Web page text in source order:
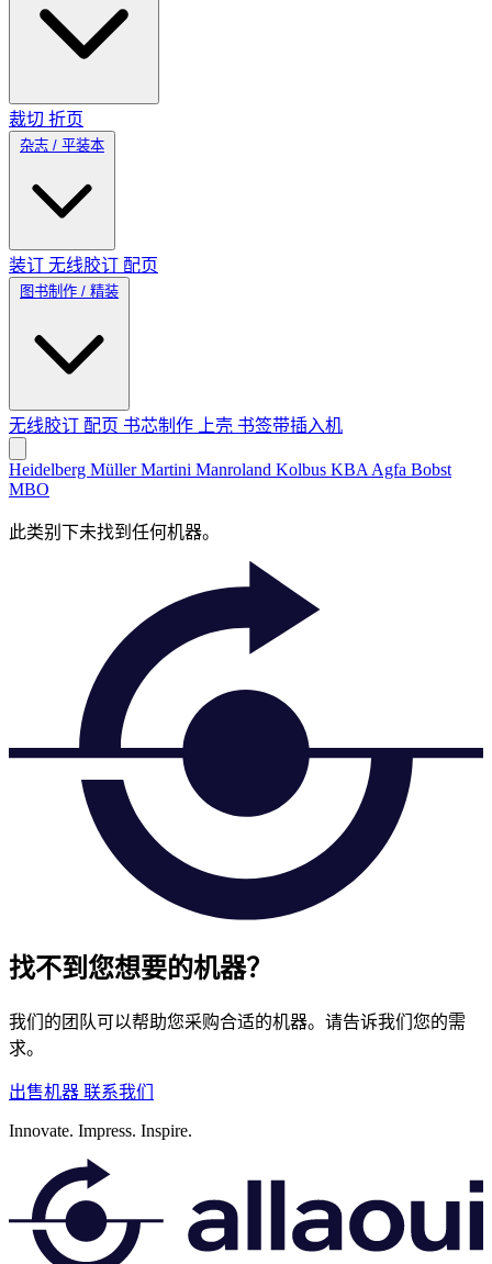
裁切 折页
杂志 / 平装本
装订 无线胶订 配页
图书制作 / 精装
无线胶订 配页 书芯制作 上壳 书签带插入机
Heidelberg Müller Martini Manroland Kolbus KBA Agfa Bobst
MBO
此类别下未找到任何机器。
找不到您想要的机器？
我们的团队可以帮助您采购合适的机器。请告诉我们您的需
求。
出售机器 联系我们
Innovate. Impress. Inspire.